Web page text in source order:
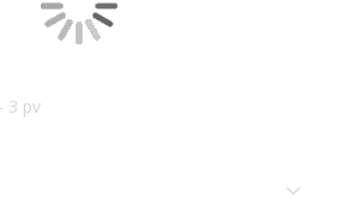
3 pv